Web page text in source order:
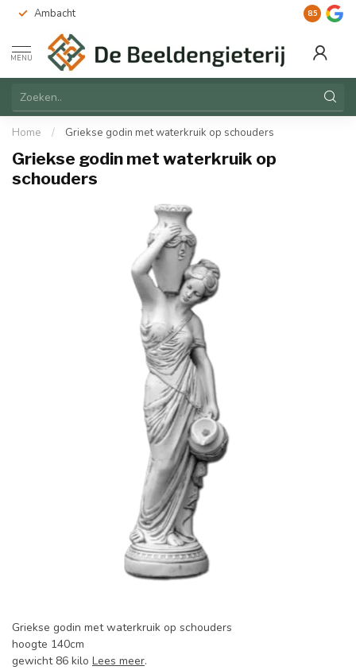
Ambacht Duurzaam
8.5
MENU
Home / Griekse godin met waterkruik op schouders
Griekse godin met waterkruik op
schouders
Griekse godin met waterkruik op schouders
hoogte 140cm
gewicht 86 kilo Lees meer.